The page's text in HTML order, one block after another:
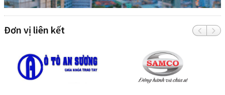
Đơn vị liên kết